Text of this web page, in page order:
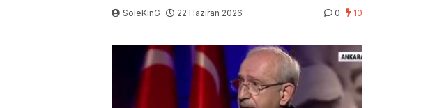
SoleKinG 22 Haziran 2026 0 10